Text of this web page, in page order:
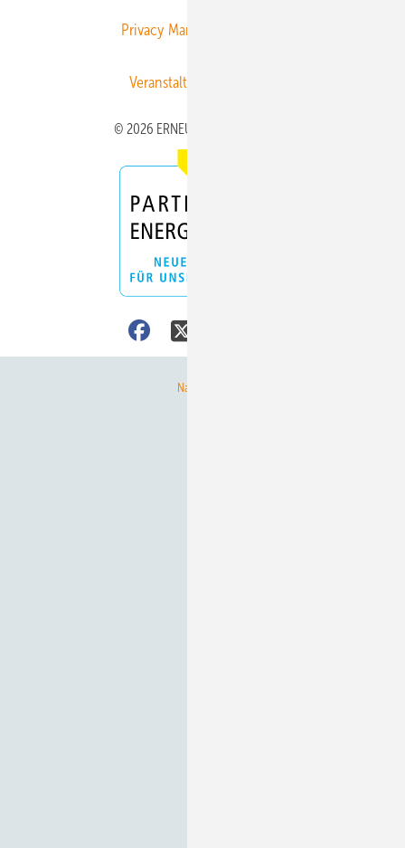
Privacy Manager
Veranstaltungen / Webinare
© 2026 ERNEUERBARE ENERGIEN
Nach oben